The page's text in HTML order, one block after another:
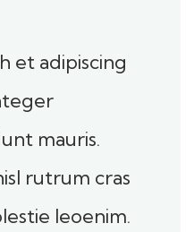
et adipiscing
mauris.
rutrum cras
leoenim.